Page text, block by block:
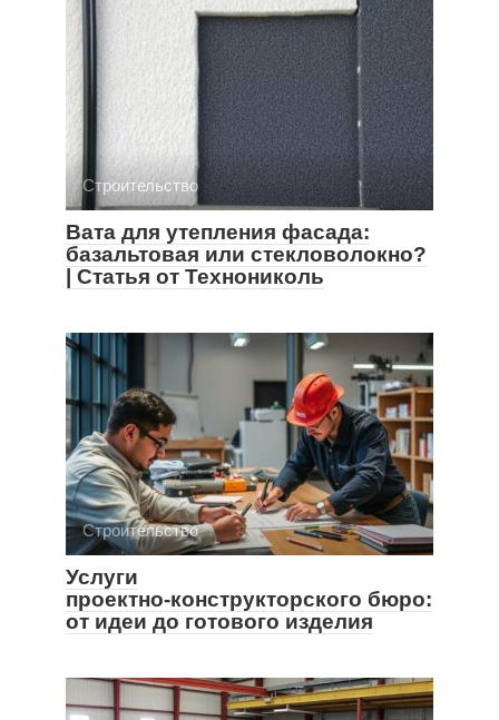
Строительство
Вата для утепления фасада:
базальтовая или стекловолокно?
| Статья от Технониколь
Строительство
Услуги
проектно‑конструкторского бюро:
от идеи до готового изделия